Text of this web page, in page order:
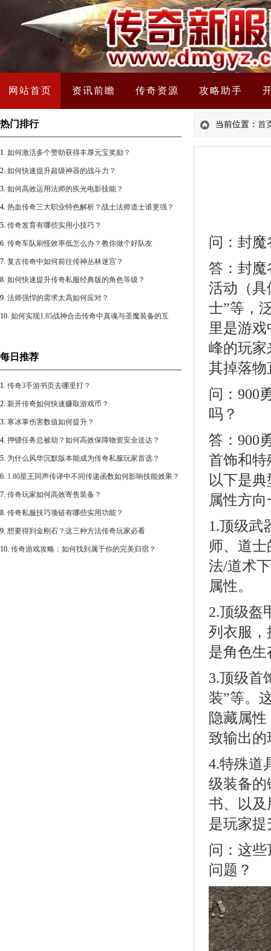
网站首页 资讯前瞻 传奇资源 攻略助手
当前位置： 首
问：封魔
答：封魔
活动（具
士”等，
里是游
峰的玩家
其掉落物
问：900
吗？
答：900
首饰和特
以下是
属性方
1.顶级武
师、道
法/道术
属性。
2.顶级盔
列衣服，
是角色
3.顶级首
装”等。
隐藏属
致输出的
4.特殊道
级装备的
书、以及
是玩家
问：这
问题？
热门排行
1. 如何激活多个赞助获得丰厚元宝奖励？
2. 如何快速提升超级神器的战斗力？
3. 如何高效运用法师的疾光电影技能？
4. 热血传奇三大职业特色解析？战士法师道士谁更强？
5. 传奇发育有哪些实用小技巧？
6. 传奇车队刷怪效率低怎么办？教你做个好队友
7. 复古传奇中如何前往传神丛林迷宫？
8. 如何快速提升传奇私服经典版的角色等级？
9. 法师强悍的需求太高如何应对？
10. 如何实现1.85战神合击传奇中真魂与圣魔装备的互
每日推荐
1. 传奇3手游书页去哪里打？
2. 新开传奇如何快速赚取游戏币？
3. 寒冰掌伤害数值如何提升？
4. 押镖任务总被劫？如何高效保障物资安全送达？
5. 为什么风华沉默版本能成为传奇私服玩家首选？
6. 1.80星王同声传译中不同传递函数如何影响技能效果？
游戏机制全解析
7. 传奇玩家如何高效寄售装备？
8. 传奇私服技巧项链有哪些实用功能？
9. 想要得到金刚石？这三种方法传奇玩家必看
10. 传奇游戏攻略：如何找到属于你的完美归宿？